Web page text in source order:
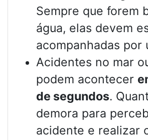
Sempre que forem
água, elas devem
acompanhadas por
Acidentes no mar
podem acontecer
de segundos.
demora para
acidente e realizar